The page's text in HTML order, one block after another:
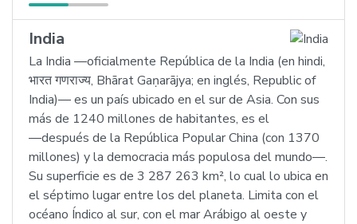
India
La India ―oficialmente República de la India (en hindi,
भारत गणराज्य, Bhārat Gaṇarājya; en inglés, Republic of
India)― es un país ubicado en el sur de Asia. Con sus
más de 1240 millones de habitantes, es el
―después de la República Popular China (con 1370
millones) y la democracia más populosa del mundo―.
Su superficie es de 3 287 263 km², lo cual lo ubica en
el séptimo lugar entre los del planeta. Limita con el
océano Índico al sur, con el mar Arábigo al oeste y